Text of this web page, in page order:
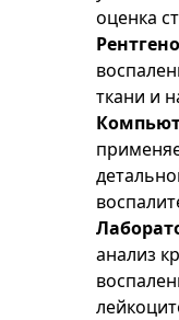
оценка
ткани и
анализ